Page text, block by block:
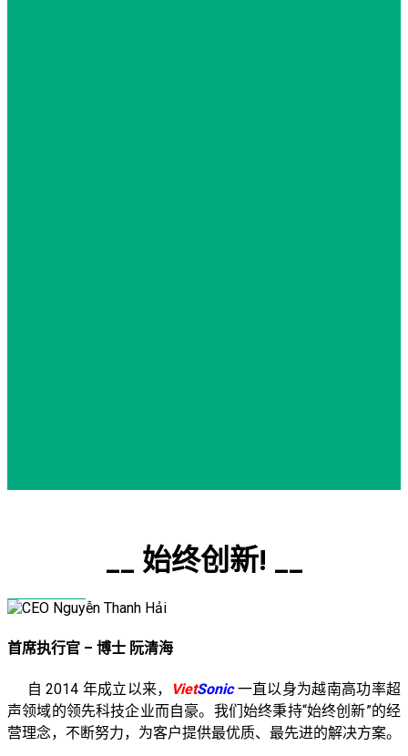
__ 始终创新! __
首席执行官 – 博士 阮清海
自 2014 年成立以来， VietSonic一直以身为越南高功率超
声领域的领先科技企业而自豪。我们始终秉持“始终创新”的经
营理念，不断努力，为客户提供最优质、最先进的解决方案。